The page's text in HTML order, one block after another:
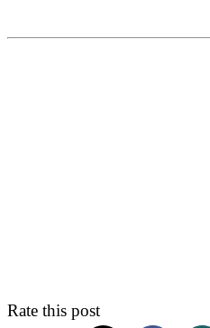
Rate this post